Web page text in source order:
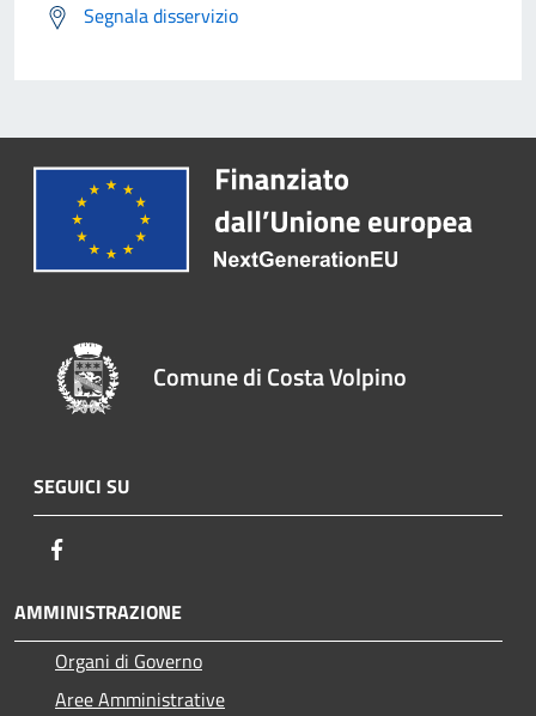
Segnala disservizio
Comune di Costa Volpino
SEGUICI SU
AMMINISTRAZIONE
Organi di Governo
Aree Amministrative